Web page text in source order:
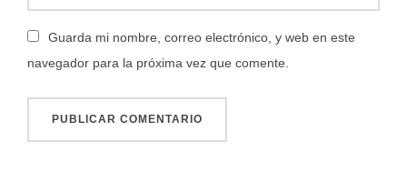
Guarda mi nombre, correo electrónico, y web en este
navegador para la próxima vez que comente.